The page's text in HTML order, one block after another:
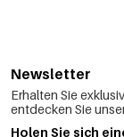
Newsletter
Erhalten Sie
entdecken Sie
Holen Sie sich